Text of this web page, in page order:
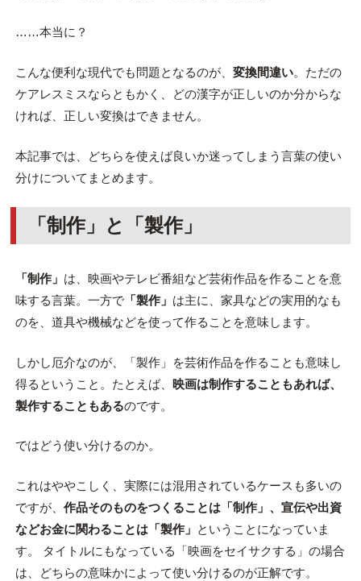
……本当に？
こんな便利な現代でも問題となるのが、 変換間違い。ただの
ケアレスミスならともかく、どの漢字が正しいのか分からな
ければ、正しい変換はできません。
本記事では、どちらを使えば良いか迷ってしまう言葉の使い
分けについてまとめます。
「制作」と「製作」
「制作」 は、映画やテレビ番組など芸術作品を作ることを意
味する言葉。一方で「製作」 は主に、家具などの実用的なも
のを、道具や機械などを使って作ることを意味します。
しかし厄介なのが、「製作」を芸術作品を作ることも意味し
得るということ。たとえば、 映画は制作することもあれば、
製作することもあるのです。
ではどう使い分けるのか。
これはややこしく、実際には混用されているケースも多いの
ですが、 作品そのものをつくることは「制作」、宣伝や出資
などお金に関わることは「製作」 ということになっていま
す。 タイトルにもなっている「映画をセイサクする」の場合
は、どちらの意味かによって使い分けるのが正解です。